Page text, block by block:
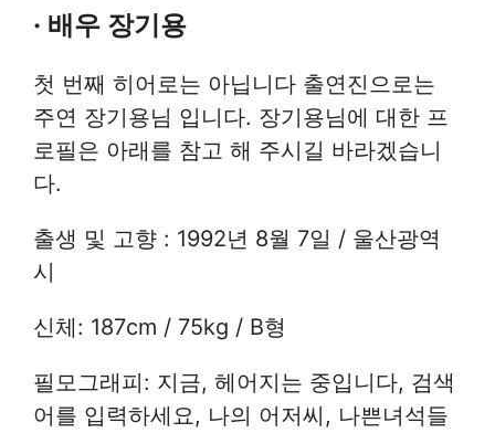
· 배우 장기용
첫 번째 히어로는 아닙니다 출연진으로는
주연 장기용님 입니다. 장기용님에 대한 프
로필은 아래를 참고 해 주시길 바라겠습니
다.
출생 및 고향 : 1992년 8월 7일 / 울산광역
시
신체: 187cm / 75kg / B형
필모그래피: 지금, 헤어지는 중입니다, 검색
어를 입력하세요, 나의 어저씨, 나쁜녀석들